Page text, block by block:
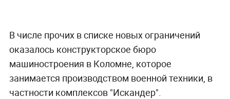
В числе прочих в списке новых ограничений
оказалось конструкторское бюро
машиностроения в Коломне, которое
занимается производством военной техники, в
частности комплексов "Искандер".